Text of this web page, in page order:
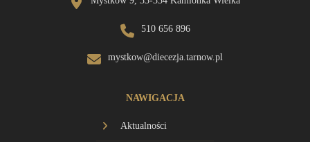
510 656 896
mystkow@diecezja.tarnow.pl
NAWIGACJA
Aktualności